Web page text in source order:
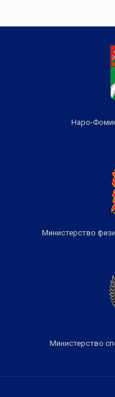
Наро-
Министерство
Министерство